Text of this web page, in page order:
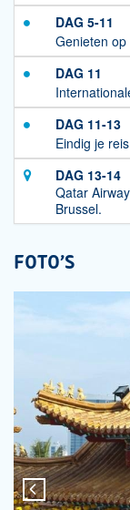
DAG 5-11
Genieten
DAG 11
DAG 11-13
Eindig je
DAG 13-14
Qatar
Brussel.
FOTO'S